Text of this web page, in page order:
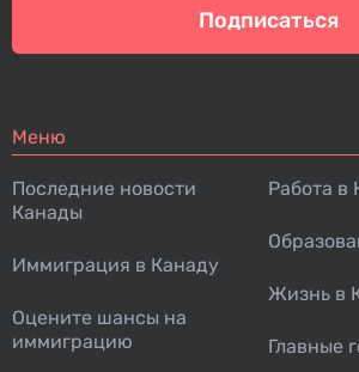
Подписаться
Меню
Последние новости
Канады
Иммиграция в Канаду
Оцените шансы на
иммиграцию
Работа в
Жизнь в
Главные